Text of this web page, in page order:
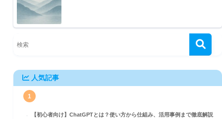
人気記事
1
【初心者向け】ChatGPTとは？使い方から仕組み、活用事例まで徹底解説